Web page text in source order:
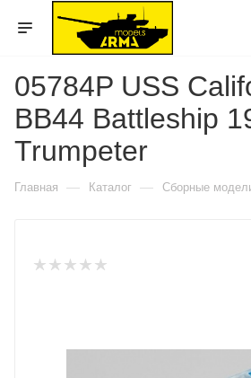
05784P USS
BB44 Battleship
Trumpeter
Главная — Каталог — Сборные